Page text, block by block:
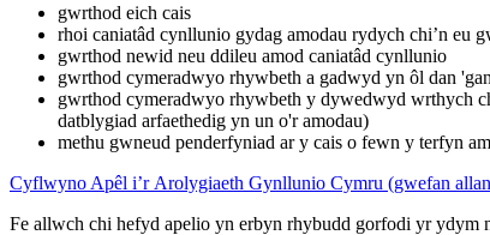
gwrthod eich cais
rhoi caniatâd cynllunio gydag amodau rydych chi’n eu
gwrthod newid neu ddileu amod caniatâd cynllunio
gwrthod cymeradwyo rhywbeth a gadwyd yn ôl dan
gwrthod cymeradwyo rhywbeth y dywedwyd wrthych
datblygiad arfaethedig yn un o'r amodau)
methu gwneud penderfyniad ar y cais o fewn y terfyn
Cyflwyno Apêl i’r Arolygiaeth Gynllunio Cymru (gwefan
Fe allwch chi hefyd apelio yn erbyn rhybudd gorfodi yr